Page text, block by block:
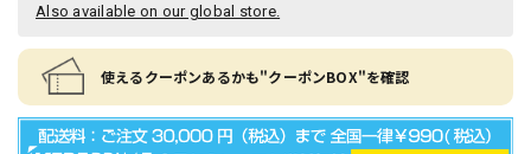
Also available on our global store.
使えるクーポンあるかも"クーポンBOX"を確認